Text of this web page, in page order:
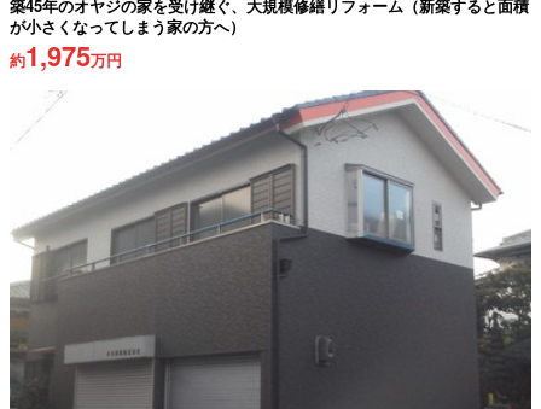
築45年のオヤジの家を受け継ぐ、大規模修繕リフォーム（新築すると面積
が小さくなってしまう家の方へ）
約1,975万円